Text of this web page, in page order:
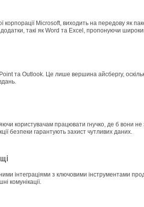
Microsoft, виходить на передову як
такі як Word та Excel, пропонуючи
та Outlook. Це лише вершина айсбергу,
користувачам працювати гнучко, де б вони
безпеки гарантують захист чутливих даних.
інтеграціями з ключовими інструментами
комунікації.